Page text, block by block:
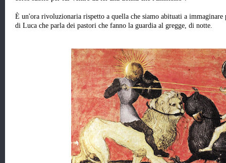
È un'ora rivoluzionaria rispetto a quella che siamo abituati a immaginare
di Luca che parla dei pastori che fanno la guardia al gregge, di notte.